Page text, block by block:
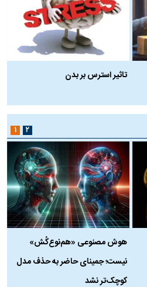
تاثیر استرس بر بدن
هوش مصنوعی «هم‌نوع‌کُش»
نیست؛ جمینای حاضر به حذف مدل
کوچک‌تر نشد
۱ ۲